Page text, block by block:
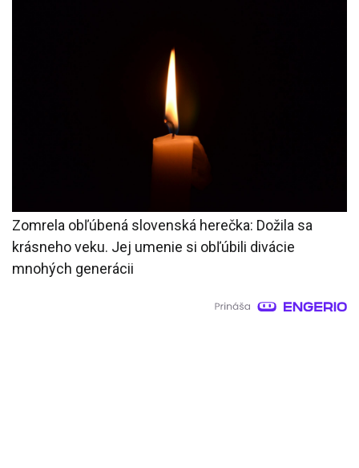
Zomrela obľúbená slovenská herečka: Dožila sa
krásneho veku. Jej umenie si obľúbili divácie
mnohých generácii